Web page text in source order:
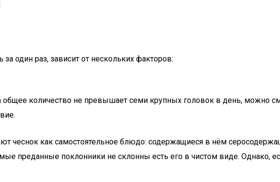
один раз, зависит от нескольких факторов:
количество не превышает семи крупных головок в день, можно
чеснок как самостоятельное блюдо: содержащиеся в нём
преданные поклонники не склонны есть его в чистом виде. Однако,